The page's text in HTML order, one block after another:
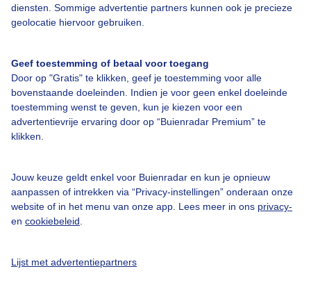
diensten. Sommige advertentie partners kunnen ook je precieze
geolocatie hiervoor gebruiken.
Geef toestemming of betaal voor toegang
Door op "Gratis" te klikken, geef je toestemming voor alle
bovenstaande doeleinden. Indien je voor geen enkel doeleinde
toestemming wenst te geven, kun je kiezen voor een
advertentievrije ervaring door op “Buienradar Premium” te
klikken.
Jouw keuze geldt enkel voor Buienradar en kun je opnieuw
aanpassen of intrekken via “Privacy-instellingen” onderaan onze
website of in het menu van onze app. Lees meer in ons privacy-
en cookiebeleid
Lijst met advertentiepartners
Over Buienradar
Veelgestelde vragen
Contact
Toegankelijkheid
Buienradar Team
Privacy instellingen